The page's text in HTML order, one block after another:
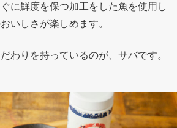
に鮮度を保つ加工をした魚を使用し
いしさが楽しめます。
わりを持っているのが、サバです。